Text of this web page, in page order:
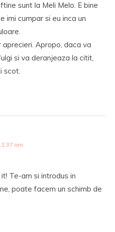
sunt la Meli Melo. E bine
imi cumpar si eu inca un
Apropo, daca va
si va deranjeaza la citit,
scot.
am
it! Te-am si introdus in
poate facem un schimb de